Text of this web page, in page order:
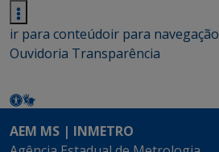
ir para conteúdoir para navegação
Ouvidoria Transparência
AEM MS | INMETRO